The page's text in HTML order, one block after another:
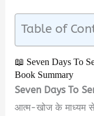
Table of
📖 Seven Days To
Book Summary
Seven Days To
आत्म-खोज के माध्यम